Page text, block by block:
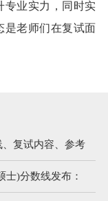
专业实力，同时实
是老师们在复试面
、复试内容、参考
士)分数线发布：